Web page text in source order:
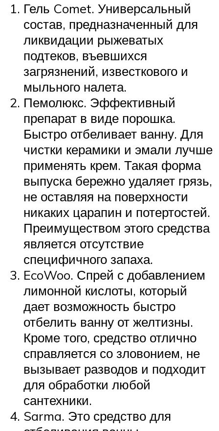
Гель Comet. Универсальный
состав, предназначенный для
ликвидации рыжеватых
подтеков, въевшихся
загрязнений, известкового и
мыльного налета.
Пемолюкс. Эффективный
препарат в виде порошка.
Быстро отбеливает ванну. Для
чистки керамики и эмали лучше
применять крем. Такая форма
выпуска бережно удаляет грязь,
не оставляя на поверхности
никаких царапин и потертостей.
Преимуществом этого средства
является отсутствие
специфичного запаха.
EcoWoo. Спрей с добавлением
лимонной кислоты, который
дает возможность быстро
отбелить ванну от желтизны.
Кроме того, средство отлично
справляется со зловонием, не
вызывает разводов и подходит
для обработки любой
сантехники.
Sarma. Это средство для